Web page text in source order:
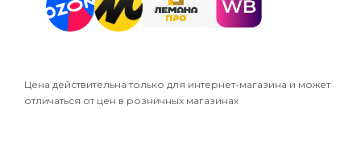
Цена действительна только для интернет-магазина и может
отличаться от цен в розничных магазинах